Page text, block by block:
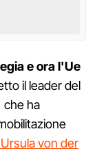
e ora l'Ue
il leader del
che ha
von der